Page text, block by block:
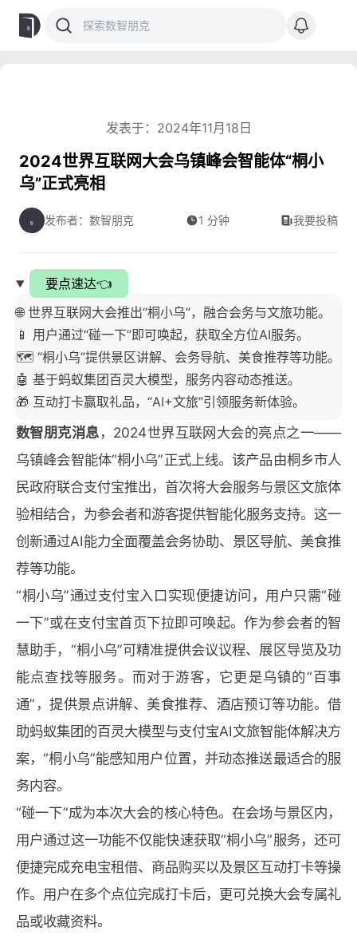
发表于：2024年11月18日
2024世界互联网大会乌镇峰会智能体“桐小
乌”正式亮相
发布者：数智朋克 1 分钟 我要投稿
要点速达👈
🌐 世界互联网大会推出“桐小乌”，融合会务与文旅功能。
📱 用户通过“碰一下”即可唤起，获取全方位AI服务。
🗺️ “桐小乌”提供景区讲解、会务导航、美食推荐等功能。
🤖 基于蚂蚁集团百灵大模型，服务内容动态推送。
🎁 互动打卡赢取礼品，“AI+文旅”引领服务新体验。
数智朋克消息，2024世界互联网大会的亮点之一——
乌镇峰会智能体“桐小乌”正式上线。该产品由桐乡市人
民政府联合支付宝推出，首次将大会服务与景区文旅体
验相结合，为参会者和游客提供智能化服务支持。这一
创新通过AI能力全面覆盖会务协助、景区导航、美食推
荐等功能。
“桐小乌”通过支付宝入口实现便捷访问，用户只需“碰
一下”或在支付宝首页下拉即可唤起。作为参会者的智
慧助手，“桐小乌”可精准提供会议议程、展区导览及功
能点查找等服务。而对于游客，它更是乌镇的“百事
通”，提供景点讲解、美食推荐、酒店预订等功能。借
助蚂蚁集团的百灵大模型与支付宝AI文旅智能体解决方
案，“桐小乌”能感知用户位置，并动态推送最适合的服
务内容。
“碰一下”成为本次大会的核心特色。在会场与景区内，
用户通过这一功能不仅能快速获取“桐小乌”服务，还可
便捷完成充电宝租借、商品购买以及景区互动打卡等操
作。用户在多个点位完成打卡后，更可兑换大会专属礼
品或收藏资料。